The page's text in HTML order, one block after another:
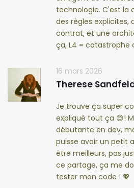
technologie. C'est la
des règles
contrat, et une
ça, L4 = catastrophe
16 mars 2026
Therese
Je trouve ça super
expliqué tout ça 😊!
débutante en dev,
puisse avoir un petit
être meilleurs, pas
ce partage, ça me
tester mon code ! 💖